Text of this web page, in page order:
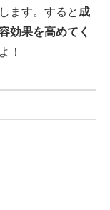
ます。すると 成
効果を高めてく
！